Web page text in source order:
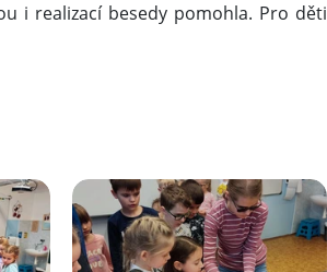
i realizací besedy pomohla. Pro děti